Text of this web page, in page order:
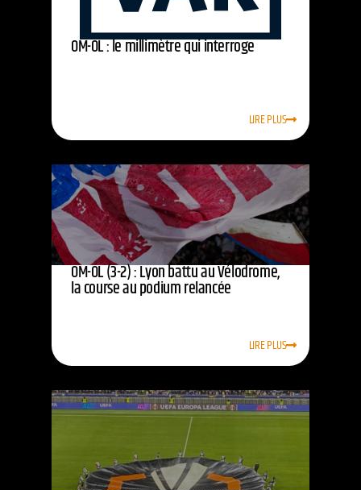
OM-OL : le millimètre qui interroge
LIRE PLUS
OM-OL (3-2) : Lyon battu au Vélodrome,
la course au podium relancée
LIRE PLUS